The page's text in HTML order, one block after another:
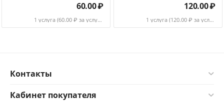
60.00₽
1 услуга (60.00 ₽ за услуга)
120.00₽
1 услуга (120.00 ₽ за услуга)
Контакты
Кабинет покупателя